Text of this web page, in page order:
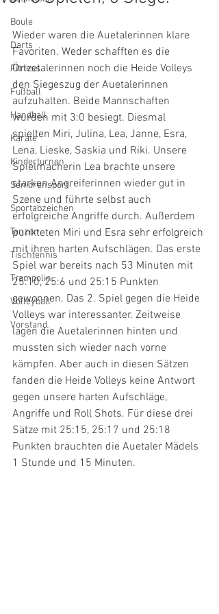
Boule
Darts
Fitness
Fußball
Handball
Karate
Kinderturnen
Seniorensport
Sportabzeichen
Tanzen
Tischtennis
Trampolin
Volleyball
Vorstand
Wieder waren die Auetalerinnen klare
Favoriten. Weder schafften es die
Örtzetalerinnen noch die Heide Volleys
den Siegeszug der Auetalerinnen
aufzuhalten. Beide Mannschaften
wurden mit 3:0 besiegt. Diesmal
spielten Miri, Julina, Lea, Janne, Esra,
Lena, Lieske, Saskia und Riki. Unsere
Spielmacherin Lea brachte unsere
starken Angreiferinnen wieder gut in
Szene und führte selbst auch
erfolgreiche Angriffe durch. Außerdem
punkteten Miri und Esra sehr erfolgreich
mit ihren harten Aufschlägen. Das erste
Spiel war bereits nach 53 Minuten mit
25:10, 25:6 und 25:15 Punkten
gewonnen. Das 2. Spiel gegen die Heide
Volleys war interessanter. Zeitweise
lagen die Auetalerinnen hinten und
mussten sich wieder nach vorne
kämpfen. Aber auch in diesen Sätzen
fanden die Heide Volleys keine Antwort
gegen unsere harten Aufschläge,
Angriffe und Roll Shots. Für diese drei
Sätze mit 25:15, 25:17 und 25:18
Punkten brauchten die Auetaler Mädels
1 Stunde und 15 Minuten.